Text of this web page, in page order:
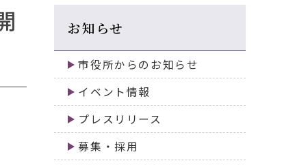
お知らせ
市役所からのお知らせ
イベント情報
プレスリリース
募集・採用